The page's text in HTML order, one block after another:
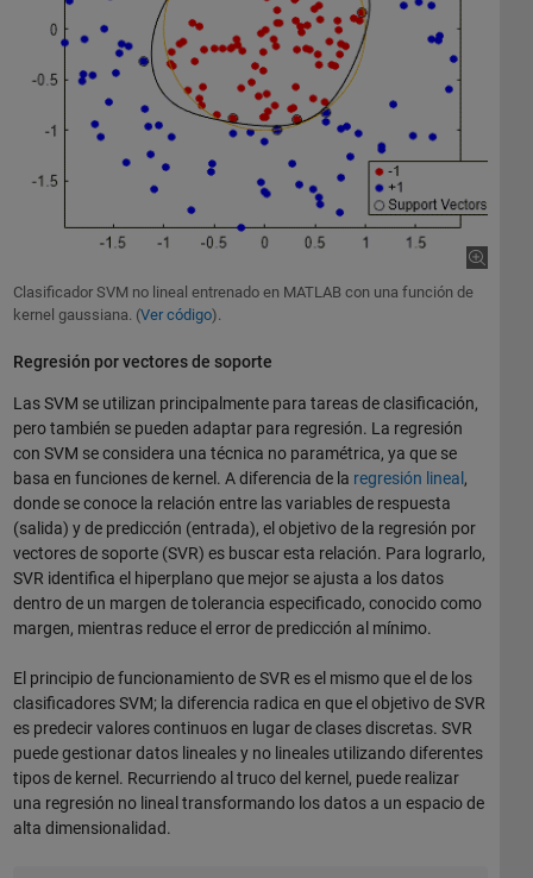
Clasificador SVM no lineal entrenado en MATLAB con una función de
kernel gaussiana. (Ver código).
Regresión por vectores de soporte
Las SVM se utilizan principalmente para tareas de clasificación,
pero también se pueden adaptar para regresión. La regresión
con SVM se considera una técnica no paramétrica, ya que se
basa en funciones de kernel. A diferencia de la regresión lineal ,
donde se conoce la relación entre las variables de respuesta
(salida) y de predicción (entrada), el objetivo de la regresión por
vectores de soporte (SVR) es buscar esta relación. Para lograrlo,
SVR identifica el hiperplano que mejor se ajusta a los datos
dentro de un margen de tolerancia especificado, conocido como
margen, mientras reduce el error de predicción al mínimo.
El principio de funcionamiento de SVR es el mismo que el de los
clasificadores SVM; la diferencia radica en que el objetivo de SVR
es predecir valores continuos en lugar de clases discretas. SVR
puede gestionar datos lineales y no lineales utilizando diferentes
tipos de kernel. Recurriendo al truco del kernel, puede realizar
una regresión no lineal transformando los datos a un espacio de
alta dimensionalidad.